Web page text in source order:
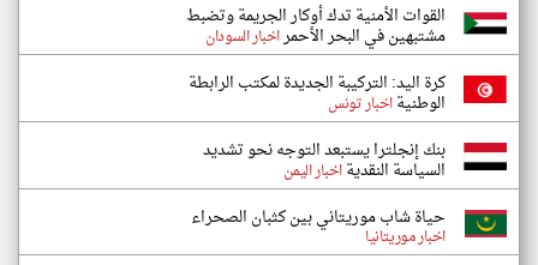
القوات الأمنية تدك أوكار الجريمة وتضبط
مشتبهين في البحر الأحمراخبار السودان
كرة اليد: التركيبة الجديدة لمكتب الرابطة
الوطنيةاخبار تونس
بنك إنجلترا يستبعد التوجه نحو تشديد
السياسة النقديةاخبار اليمن
حياة شاب موريتاني بين كثبان الصحراء
اخبار موريتانيا